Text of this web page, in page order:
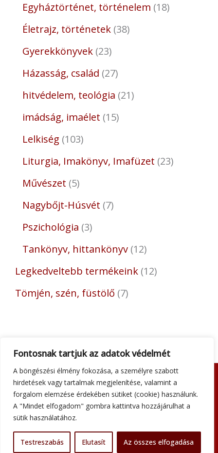
Fontosnak tartjuk az adatok védelmét
A böngészési élmény fokozása, a személyre szabott
hirdetések vagy tartalmak megjelenítése, valamint a
forgalom elemzése érdekében sütiket (cookie) használunk.
A "Mindet elfogadom" gombra kattintva hozzájárulhat a
sütik használatához.
Testreszabás Elutasít Az összes elfogadása
Egyháztörténet, történelem 18
Életrajz, történetek 38
Gyerekkönyvek 23
Házasság, család 27
hitvédelem, teológia 21
imádság, imaélet 15
Lelkiség 103
Liturgia, Imakönyv, Imafüzet 23
Művészet 5
Nagybőjt-Húsvét 7
Pszichológia 3
Tankönyv, hittankönyv 12
Legkedveltebb termékeink 12
Tömjén, szén, füstölő 7
Adatkezelési tájékoztató
Általános szerződési feltételek
Kapcsolat